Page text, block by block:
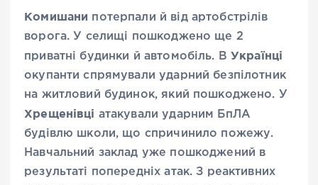
Комишани потерпали й від артобстрілів
ворога. У селищі пошкоджено ще 2
приватні будинки й автомобіль. В Українці
окупанти спрямували ударний безпілотник
на житловий будинок, який пошкоджено. У
Хрещенівці атакували ударним БпЛА
будівлю школи, що спричинило пожежу.
Навчальний заклад уже пошкоджений в
результаті попередніх атак. З реактивних